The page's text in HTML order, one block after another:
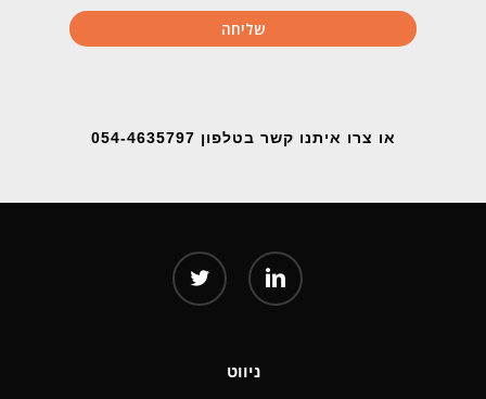
או צרו איתנו קשר בטלפון 054-4635797
twitter linkedin
ניווט